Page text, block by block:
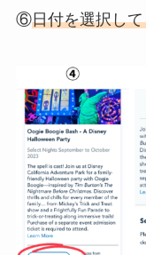
⑥日付を選択し